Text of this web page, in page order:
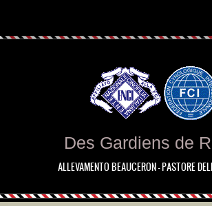
Des Gardiens de
ALLEVAMENTO BEAUCERON - PASTORE